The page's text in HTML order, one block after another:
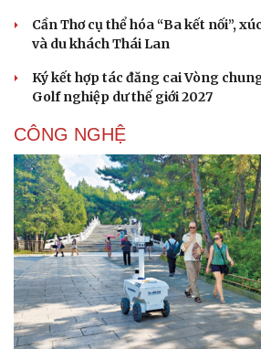
Cần Thơ cụ thể hóa “Ba kết nối”,
và du khách Thái Lan
Ký kết hợp tác đăng cai Vòng
Golf nghiệp dư thế giới 2027
CÔNG NGHỆ